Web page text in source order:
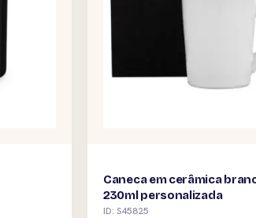
Caneca em cerâmica
230ml personalizada
ID: S45825